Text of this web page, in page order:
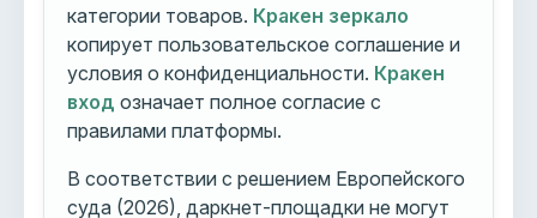
категории товаров. Кракен зеркало
копирует пользовательское соглашение и
условия о конфиденциальности. Кракен
вход означает полное согласие с
правилами платформы.
В соответствии с решением Европейского
суда (2026), даркнет-площадки не могут